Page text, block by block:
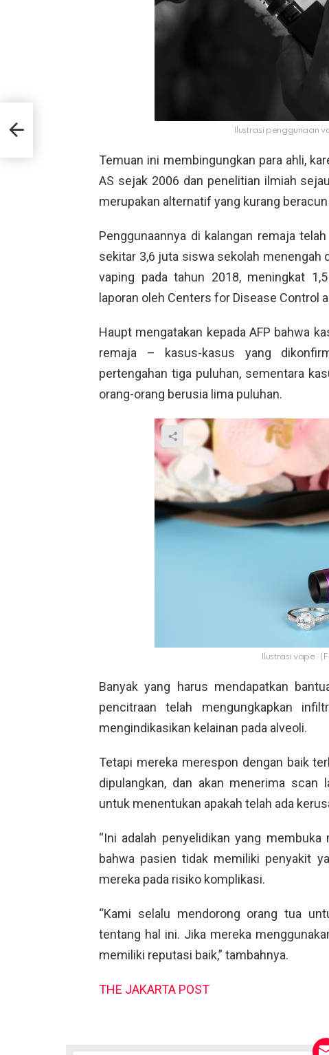
Ilustrasi penggunaan
Temuan ini membingungkan para ahli,
AS sejak 2006 dan penelitian ilmiah
merupakan alternatif yang kurang
Penggunaannya di kalangan remaja
sekitar 3,6 juta siswa sekolah menengah
vaping pada tahun 2018, meningkat
laporan oleh Centers for Disease Control
Haupt mengatakan kepada AFP bahwa
remaja – kasus-kasus yang
pertengahan tiga puluhan, sementara
orang-orang berusia lima puluhan.
Ilustrasi vape.
Banyak yang harus mendapatkan
pencitraan telah mengungkapkan
mengindikasikan kelainan pada alveoli.
Tetapi mereka merespon dengan baik
dipulangkan, dan akan menerima scan
untuk menentukan apakah telah ada
“Ini adalah penyelidikan yang membuka
bahwa pasien tidak memiliki penyakit
mereka pada risiko komplikasi.
“Kami selalu mendorong orang tua
tentang hal ini. Jika mereka
memiliki reputasi baik,” tambahnya.
THE JAKARTA POST